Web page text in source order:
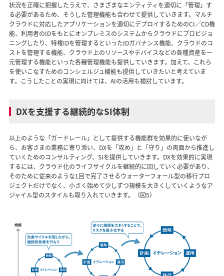
状況を正確に把握したうえで、さまざまなエンティティを適切に「管理」す
る必要があるため、そうした管理機能も合わせて提供していきます。マルチ
クラウドに対応したアプリケーションを適切にデプロイするためのCI／CD機
能、利用者のIDをもとにオンプレミスのシステムからクラウドにプロビジョ
ニングしたり、特権IDを管理するといったIDガバナンス機能、クラウドのコ
ストを管理する機能、クラウド上のリソースやデバイスなどの各種資産を一
元管理する機能といった各種管理機能も提供していきます。加えて、これら
を使いこなすためのコンシェルジュ機能も提供していきたいと考えていま
す。こうしたことの実現に向けては、AIの活用も検討しています。
DXを支援する継続的なSI体制
以上のような「ガードレール」として提供する機能群を効果的に使いなが
ら、お客さまの業務に寄り添い、DXを「攻め」と「守り」の両面から推進し
ていくためのコンサルティング、SIを提供していきます。DXを効果的に実現
するには、クラウド化のライフサイクルを継続的に回していく必要があり、
そのために従来のような1回で完了させるウォーターフォール型の移行プロ
ジェクトだけでなく、小さく始めて少しずつ規模を大きくしていくようなア
ジャイル型のスタイルも取り入れていきます。（図5）